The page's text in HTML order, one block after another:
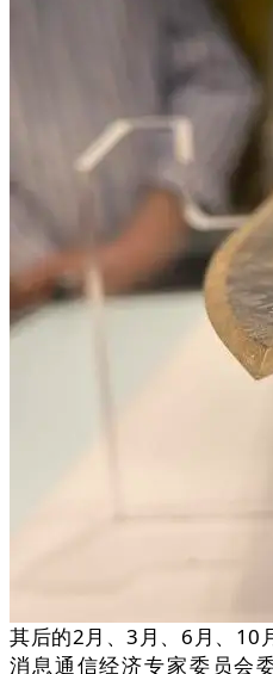
其后的2月、3月、6月、10
消息通信经济专家委员会